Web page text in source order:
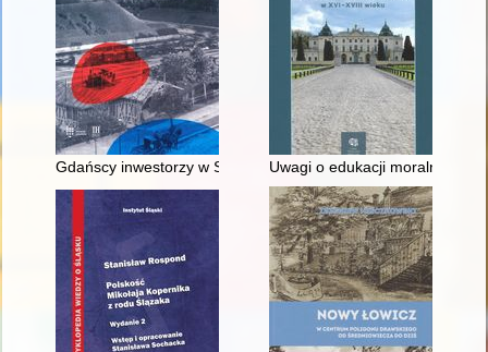
Gdańscy inwestorzy w Sopocie : prestiż finansowy i
Uwagi o edukacji moralnej